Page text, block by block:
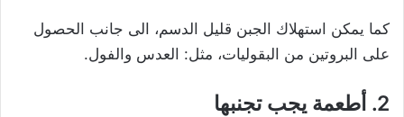
كما يمكن استهلاك الجبن قليل الدسم، الى جانب الحصول
على البروتين من البقوليات، مثل: العدس والفول.
2. أطعمة يجب تجنبها